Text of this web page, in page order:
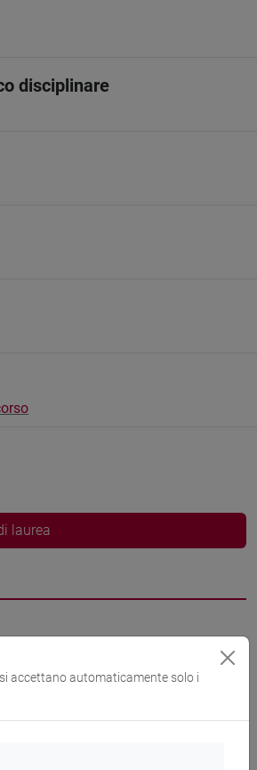
disciplinare
laurea
accettano automaticamente solo i